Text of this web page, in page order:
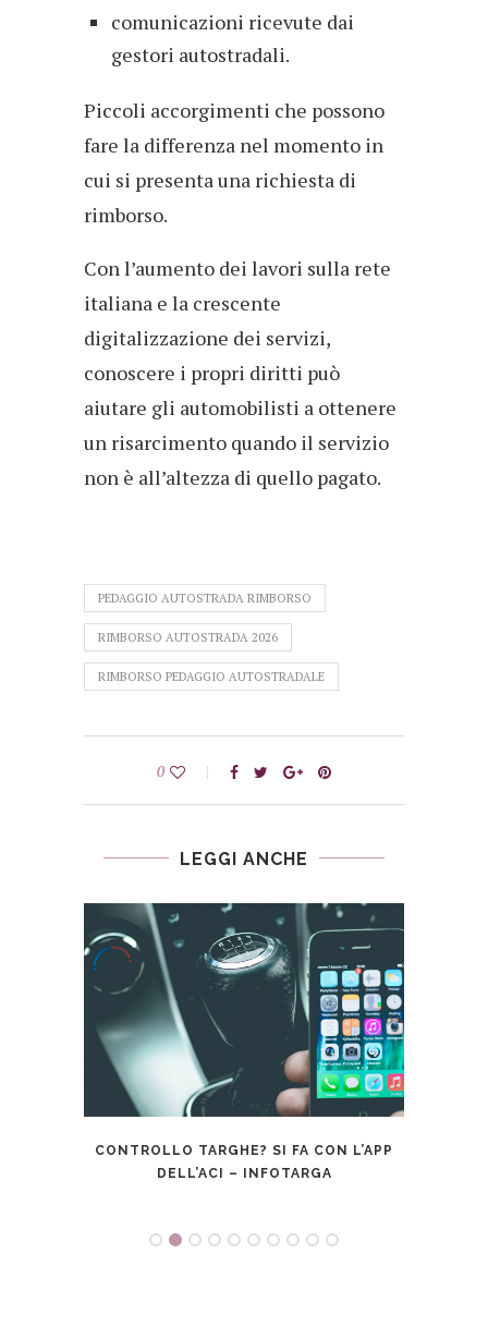
comunicazioni ricevute dai
gestori autostradali.
Piccoli accorgimenti che possono
fare la differenza nel momento in
cui si presenta una richiesta di
rimborso.
Con l’aumento dei lavori sulla rete
italiana e la crescente
digitalizzazione dei servizi,
conoscere i propri diritti può
aiutare gli automobilisti a ottenere
un risarcimento quando il servizio
non è all’altezza di quello pagato.
PEDAGGIO AUTOSTRADA RIMBORSO
RIMBORSO AUTOSTRADA 2026
RIMBORSO PEDAGGIO AUTOSTRADALE
0
LEGGI ANCHE
CONTROLLO TARGHE? SI FA CON L’APP
DELL’ACI – INFOTARGA